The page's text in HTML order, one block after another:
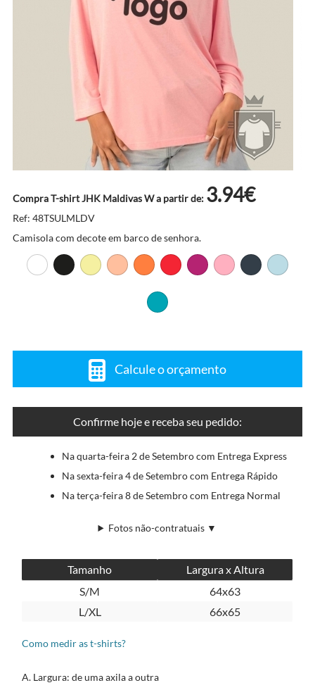
Compra T-shirt JHK Maldivas W a partir de: 3.94€
Ref: 48TSULMLDV
Camisola com decote em barco de senhora.
Calcule o orçamento
Confirme hoje e receba seu pedido:
Na quarta-feira 2 de Setembro com Entrega Express
Na sexta-feira 4 de Setembro com Entrega Rápido
Na terça-feira 8 de Setembro com Entrega Normal
Fotos não-contratuais ▼
Tamanho
Largura x Altura
S/M
64x63
L/XL
66x65
Como medir as t-shirts?
A. Largura: de uma axila a outra